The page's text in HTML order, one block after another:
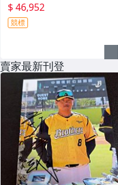
$ 46,952
競標
賣家最新刊登